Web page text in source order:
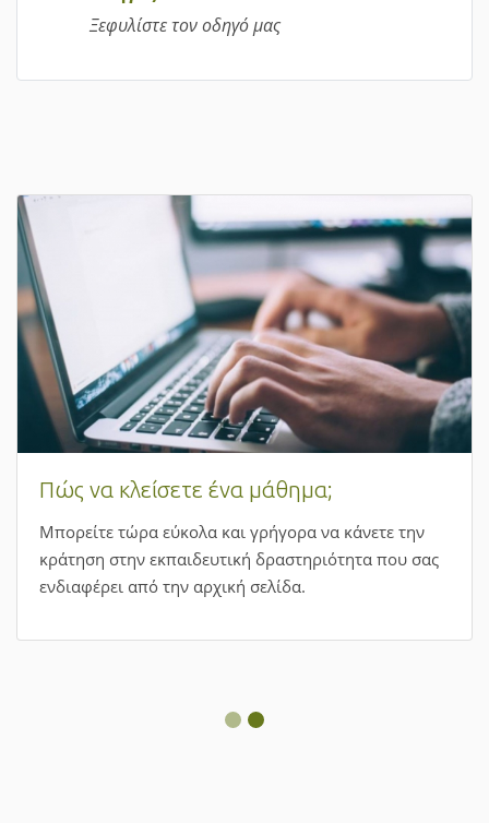
Ξεφυλίστε τον οδηγό μας
Πώς να κλείσετε ένα μάθημα;
Μπορείτε τώρα εύκολα και γρήγορα να κάνετε την
κράτηση στην εκπαιδευτική δραστηριότητα που σας
ενδιαφέρει από την αρχική σελίδα.